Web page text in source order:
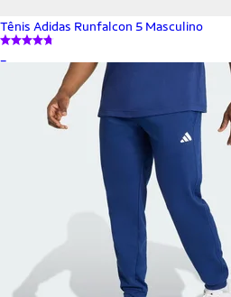
Tênis Adidas Runfalcon 5 Masculino